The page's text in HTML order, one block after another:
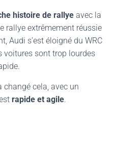
histoire de rallye avec la
rallye extrêmement réussie
Audi s’est éloigné du WRC
voitures sont trop lourdes
changé cela, avec un
rapide et agile.